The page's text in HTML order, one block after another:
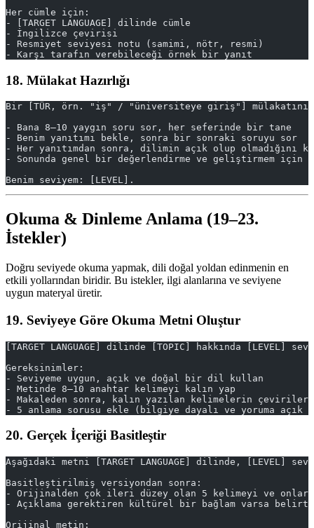
Her cümle için:
- [TARGET LANGUAGE] dilinde cümle
- İngilizce çevirisi
- Resmiyet seviyesi notu (samimi, nötr, resmi)
- Karşı tarafın verebileceği örnek bir yanıt
18. Mülakat Hazırlığı
Bir [TÜR, örn. "iş" / "üniversiteye giriş"] mülakatını
- Bana 8–10 yaygın soru sor, her seferinde bir tane
- Benim yanıtımı bekle, sonra bir sonraki soruyu sor
- Her yanıtımdan sonra, dilimin açık olup
- Sonunda genel bir değerlendirme ve geliştirmem için
Benim seviyem: [LEVEL].
Okuma & Dinleme Anlama (19–23.
İstekler)
Doğru seviyede okuma yapmak, dili doğal yoldan edinmenin en
etkili yollarından biridir. Bu istekler, ilgi alanlarına ve seviyene
uygun materyal üretir.
19. Seviyeye Göre Okuma Metni Oluştur
[TARGET LANGUAGE] dilinde [TOPIC] hakkında
Gereksinimler:
- Seviyeme uygun, açık ve doğal bir dil kullan
- Metinde 8–10 anahtar kelimeyi kalın yap
- Makaleden sonra, kalın yazılan kelimelerin
- 5 anlama sorusu ekle (bilgiye dayalı ve yoruma açık
20. Gerçek İçeriği Basitleştir
Aşağıdaki metni [TARGET LANGUAGE] dilinde,
Basitleştirilmiş versiyondan sonra:
- Orijinalden çok ileri düzey olan 5 kelimeyi ve
- Açıklama gerektiren kültürel bir bağlam varsa belirt
Orijinal metin: